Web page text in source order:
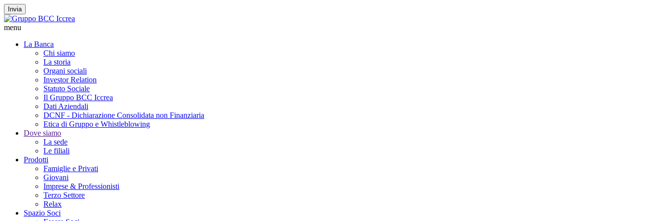
Invia
menu
La Banca
Chi siamo
La storia
Organi sociali
Investor Relation
Statuto Sociale
Il Gruppo BCC Iccrea
Dati Aziendali
DCNF - Dichiarazione Consolidata non Finanziaria
Etica di Gruppo e Whistleblowing
Dove siamo
La sede
Le filiali
Prodotti
Famiglie e Privati
Giovani
Imprese & Professionisti
Terzo Settore
Relax
Spazio Soci